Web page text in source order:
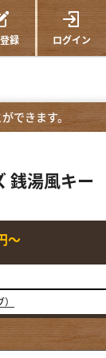
録 ログイン
できます。
銭湯風キー
～